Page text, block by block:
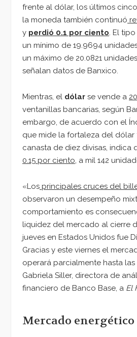
frente al dólar, los últimos
la moneda también continuó
y perdió 0.1 por ciento. El
un mínimo de 19.9694
un máximo de 20.0821
señalan datos de Banxico.
Mientras, el dólar se vende a
ventanillas bancarias, según
embargo, de acuerdo con el
que mide la fortaleza del dólar
canasta de diez divisas, indica
0.15 por ciento, a mil 142
«Los principales cruces del
observaron un desempeño
comportamiento es
liquidez del mercado al cierre
jueves en Estados Unidos fue
Gracias y este viernes el
operará parcialmente hasta las
Gabriela Siller, directora de
financiero de Banco Base, a El
Mercado energético